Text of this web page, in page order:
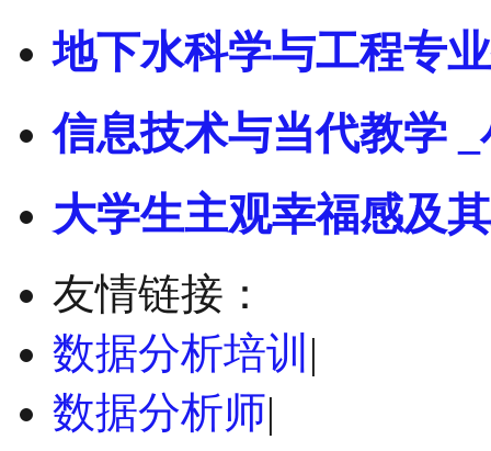
地下水科学与工程专
信息技术与当代教学 _
大学生主观幸福感及
友情链接：
数据分析培训 |
数据分析师|